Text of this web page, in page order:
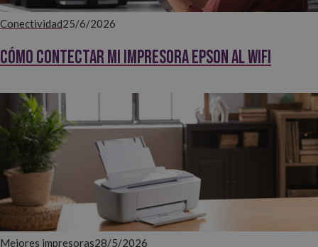
Conectividad25/6/2026
Cómo contectar mi impresora EPSON al WiFi
Mejores impresoras28/5/2026